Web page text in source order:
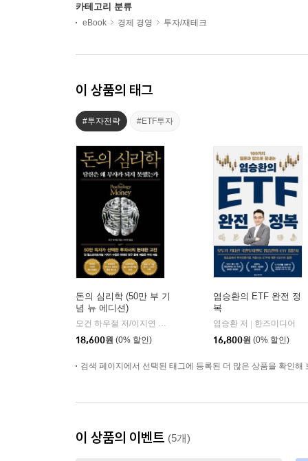
카테고리 분류
eBook 경제 경영 투자/재테크
이 상품의 태그
#투자전략 #ETF투자
돈의 심리학 (50만 부 기
념 뉴 에디션)
18,600원 (0% 할인)
염승환의 ETF 완전 정
복
염승환 저 | 한즈미디어
16,800원 (0% 할인)
검색 페이지에서 선택된 태그에 등록된 더 많은 상품을 확인해
이 상품의 이벤트 (5개)